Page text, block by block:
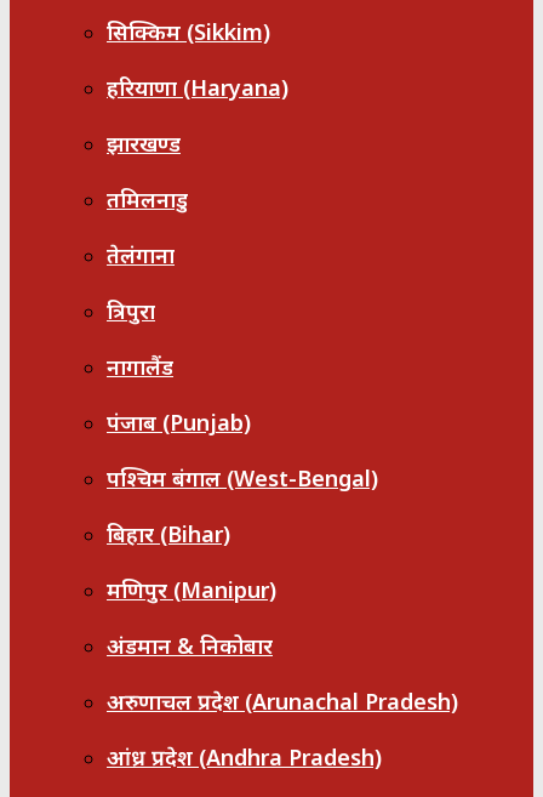
सिक्किम (Sikkim)
हरियाणा (Haryana)
झारखण्ड
तमिलनाडु
तेलंगाना
त्रिपुरा
नागालैंड
पंजाब (Punjab)
पश्चिम बंगाल (West-Bengal)
बिहार (Bihar)
मणिपुर (Manipur)
अंडमान & निकोबार
अरुणाचल प्रदेश (Arunachal Pradesh)
आंध्र प्रदेश (Andhra Pradesh)